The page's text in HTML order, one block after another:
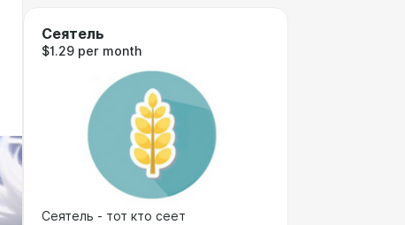
Сеятель
$1.29 per month
Сеятель - тот кто сеет